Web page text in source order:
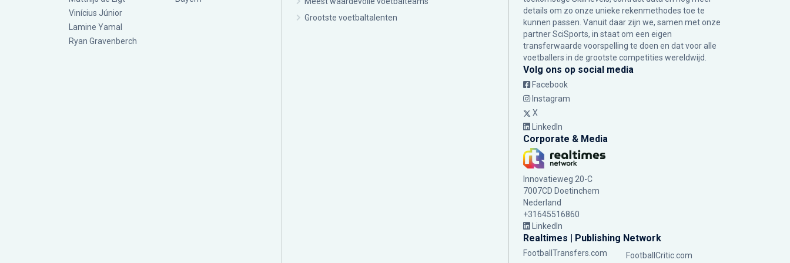
Vinícius Júnior
Lamine Yamal
Ryan Gravenberch
Grootste voetbaltalenten
details om zo onze unieke rekenmethodes toe te
kunnen passen. Vanuit daar zijn we, samen met onze
partner SciSports, in staat om een eigen
transferwaarde voorspelling te doen en dat voor alle
voetballers in de grootste competities wereldwijd.
Volg ons op social media
Facebook
Instagram
X
LinkedIn
Corporate & Media
Innovatieweg 20-C
7007CD Doetinchem
Nederland
+31645516860
LinkedIn
Realtimes | Publishing Network
FootballTransfers.com FootballCritic.com